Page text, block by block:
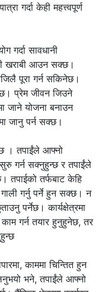
गर्दा केही महत्त्वपूर्ण
गर्दा सावधानी
खराबी आउन सक्छ।
पूरा गर्न सकिनेछ।
प्रेम जीवन जिउने
जाने योजना बनाउन
जानु पर्न सक्छ।
। तपाईंले आफ्नो
गर्न सक्नुहुन्छ र तपाईंले
तपाईको तर्फबाट केहि
गर्नु पर्ने हुन सक्छ। न
पर्नेछ। कार्यक्षेत्रमा
गर्न तयार हुनुहुनेछ, तर
काममा चिन्तित हुन
भने, तपाईंले आफ्नो